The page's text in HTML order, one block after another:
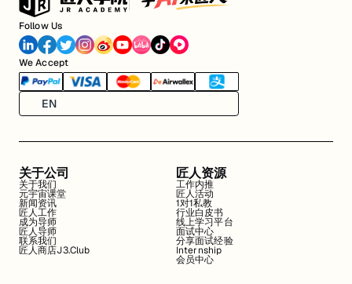
Follow Us
We Accept
EN
关于公司
关于我们
元宇宙课堂
新闻资讯
匠人工作
成为导师
匠人导师
联系我们
匠人商店J3.Club
匠人资源
工作内推
匠人活动
1对1私教
行业白皮书
线上学习平台
面试中心
分享面试经验
Internship
会员中心